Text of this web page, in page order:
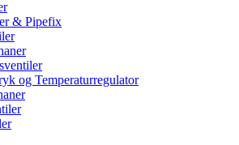
& Pipefix
og Temperaturregulator